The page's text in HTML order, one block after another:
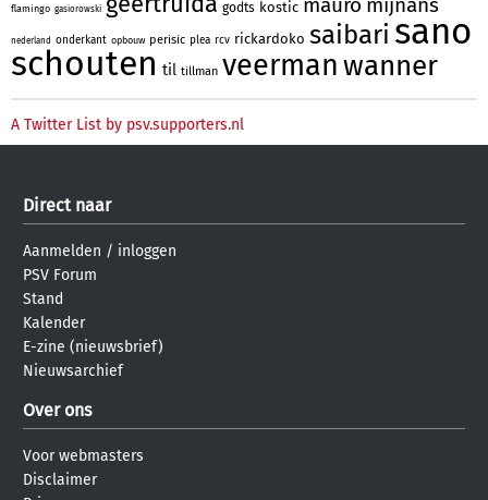
flamingo gasiorowski godts kostic
nederland onderkant opbouw perisic plea rcv rickardoko saibari sano
schouten til tillman veermanwanner
A Twitter List by psv.supporters.nl
Direct naar
Aanmelden / inloggen
PSV Forum
Stand
Kalender
E-zine (nieuwsbrief)
Nieuwsarchief
Over ons
Voor webmasters
Disclaimer